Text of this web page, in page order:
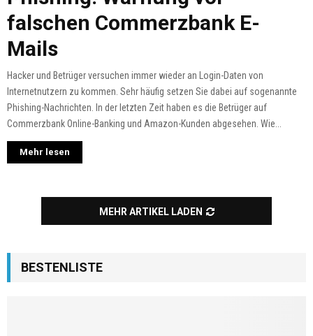
falschen Commerzbank E-
Mails
Hacker und Betrüger versuchen immer wieder an Login-Daten von
Internetnutzern zu kommen. Sehr häufig setzen Sie dabei auf sogenannte
Phishing-Nachrichten. In der letzten Zeit haben es die Betrüger auf
Commerzbank Online-Banking und Amazon-Kunden abgesehen. Wie...
Mehr lesen
MEHR ARTIKEL LADEN
BESTENLISTE